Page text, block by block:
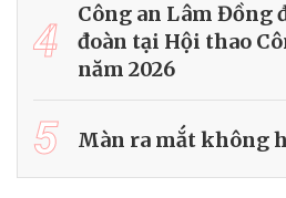
4
Công an Lâm Đồng
đoàn tại Hội thao
năm 2026
5 Màn ra mắt không